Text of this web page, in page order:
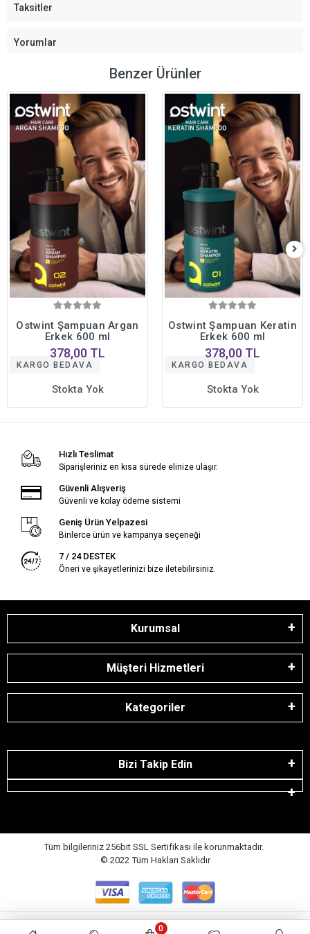
Taksitler
Yorumlar
Benzer Ürünler
Ostwint Şampuan Argan
Erkek 600 ml
378,00 TL
KARGO BEDAVA
Stokta Yok
Ostwint Şampuan Keratin
Erkek 600 ml
378,00 TL
KARGO BEDAVA
Stokta Yok
Hızlı Teslimat
Siparişleriniz en kısa sürede elinize ulaşır.
Güvenli Alışveriş
Güvenli ve kolay ödeme sistemi
Geniş Ürün Yelpazesi
Binlerce ürün ve kampanya seçeneği
7 / 24 DESTEK
Öneri ve şikayetlerinizi bize iletebilirsiniz.
Kurumsal
Müşteri Hizmetleri
Kategoriler
Bizi Takip Edin
Tüm bilgileriniz 256bit SSL Sertifikası ile korunmaktadır.
© 2022 Tüm Hakları Saklıdır
0
Digital Küre ® | E-ticaret paketleri ile hazırlanmıştır.